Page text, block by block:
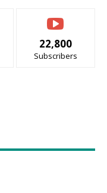
22,800
Subscribers